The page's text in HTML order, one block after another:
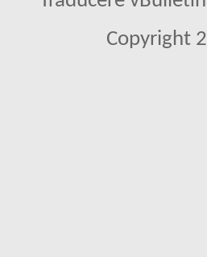
Copyright